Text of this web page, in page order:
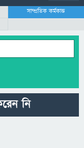
সাম্প্রতিক কর্মকান্ড
নি